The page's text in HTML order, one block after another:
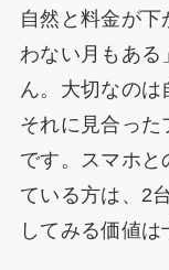
自然と料金が
わない月もある
ん。大切なのは
それに見合った
です。スマホと
ている方は、2
してみる価値は